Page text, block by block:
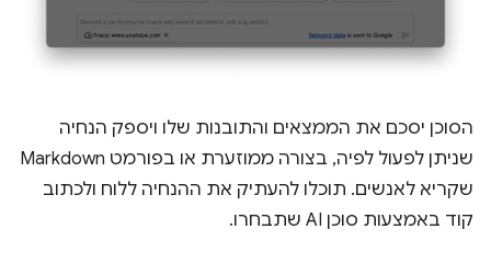
הסוכן יסכם את הממצאים והתובנות שלו ויספק הנחיה
שניתן לפעול לפיה, בצורה ממוזערת או בפורמט Markdown
שקריא לאנשים. תוכלו להעתיק את ההנחיה ללוח ולכתוב
קוד באמצעות סוכן AI שתבחרו.